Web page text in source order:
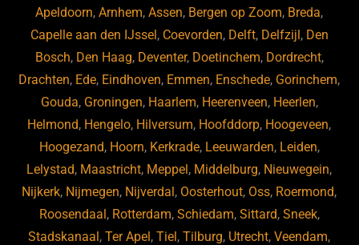
o
k
Apeldoorn,Arnhem,Assen, Bergen op Zoom, Breda,
Capelle aan den IJssel , Coevorden, Delft, Delfzijl , Den
Bosch, Den Haag, Deventer, Doetinchem, Dordrecht,
Drachten, Ede, Eindhoven, Emmen, Enschede, Gorinchem,
Gouda, Groningen, Haarlem, Heerenveen, Heerlen,
Helmond, Hengelo, Hilversum, Hoofddorp, Hoogeveen,
Hoogezand, Hoorn, Kerkrade, Leeuwarden, Leiden,
Lelystad, Maastricht, Meppel , Middelburg, Nieuwegein,
Nijkerk, Nijmegen, Nijverdal , Oosterhout, Oss, Roermond,
Roosendaal , Rotterdam, Schiedam, Sittard, Sneek,
Stadskanaal ,Ter Apel ,Tiel ,Tilburg, Utrecht,Veendam,